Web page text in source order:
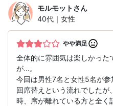
モルモットさん
40代｜女性
やや満足
全体的に雰囲気は楽しかった
が…。
今回は男性7名と女性5名が
回席替えという流れでした
時、席が離れている方と全く